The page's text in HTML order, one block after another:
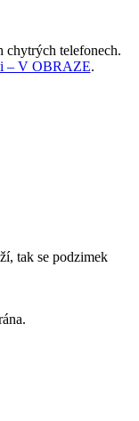
chytrých telefonech.
– V OBRAZE.
tak se podzimek